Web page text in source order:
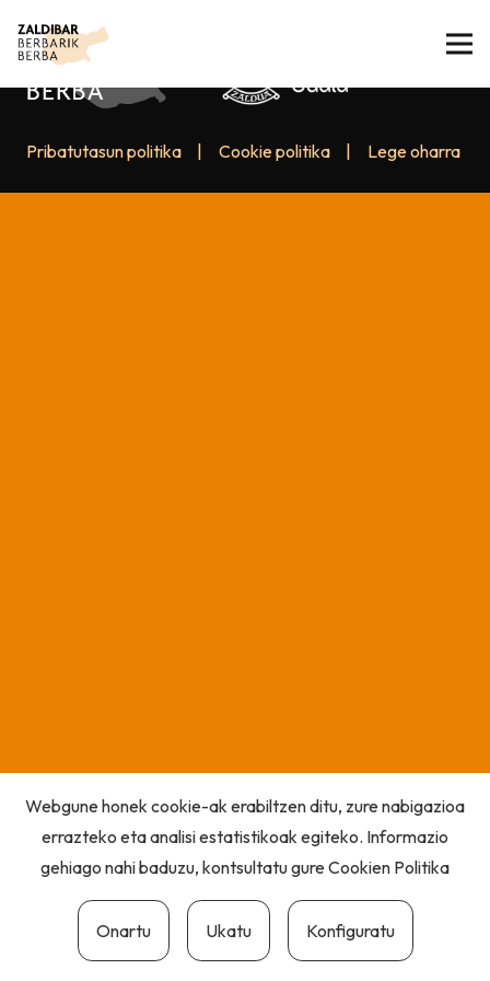
Pribatutasun politika Cookie politika Lege oharra
Webgune honek cookie-ak erabiltzen ditu, zure nabigazioa
errazteko eta analisi estatistikoak egiteko. Informazio
gehiago nahi baduzu, kontsultatu gureCookien Politika
Onartu Ukatu Konfiguratu